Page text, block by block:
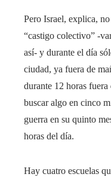
Pero Israel, explica,
“castigo colectivo” -
así- y durante el día
ciudad, ya fuera de
durante 12 horas fuera
buscar algo en cinco
guerra en su quinto
horas del día.
Hay cuatro escuelas